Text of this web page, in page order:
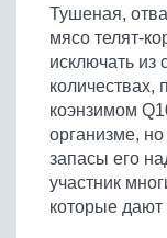
Тушеная,
мясо телят-
исключать из
количествах,
коэнзимом
организме,
запасы его
участник
которые дают